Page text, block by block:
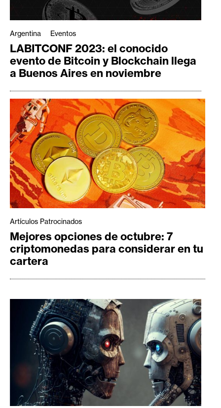
Argentina Eventos
LABITCONF 2023: el conocido
evento de Bitcoin y Blockchain llega
a Buenos Aires en noviembre
Artículos Patrocinados
Mejores opciones de octubre: 7
criptomonedas para considerar en tu
cartera